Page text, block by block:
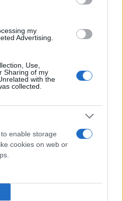
my
Advertising.
Use,
Sharing of my
with the
collected.
enable storage
cookies on web or